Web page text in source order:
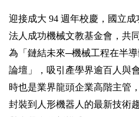
2020年
2019年
迎接成大 94 週年校慶，國立
法人成功機械文教基金會，共
為「鏈結未來─機械工程在半
論壇」，吸引產學界逾百人與
時也是業界龍頭企業高階主管
封裝到人形機器人的最新技術